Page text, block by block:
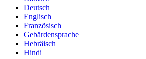
Deutsch
Englisch
Französisch
Gebärdensprache
Hebräisch
Hindi